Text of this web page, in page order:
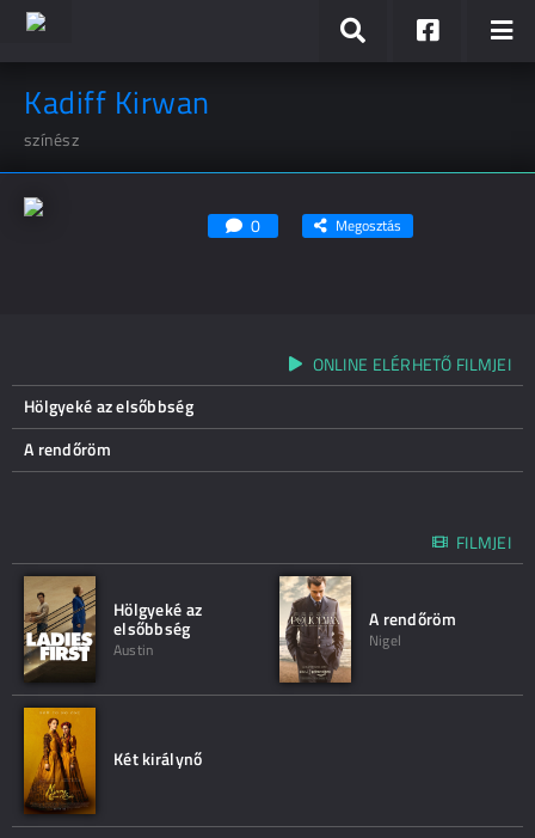
Kadiff Kirwan
színész
0 Megosztás
ONLINE ELÉRHETŐ FILMJEI
Hölgyeké az elsőbbség
A rendőröm
FILMJEI
Hölgyeké az
elsőbbség
Austin
A rendőröm
Nigel
Két királynő